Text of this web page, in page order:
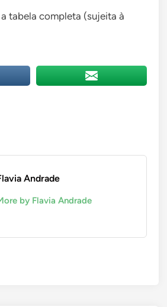
a tabela completa (sujeita à
Andrade
by Flavia Andrade